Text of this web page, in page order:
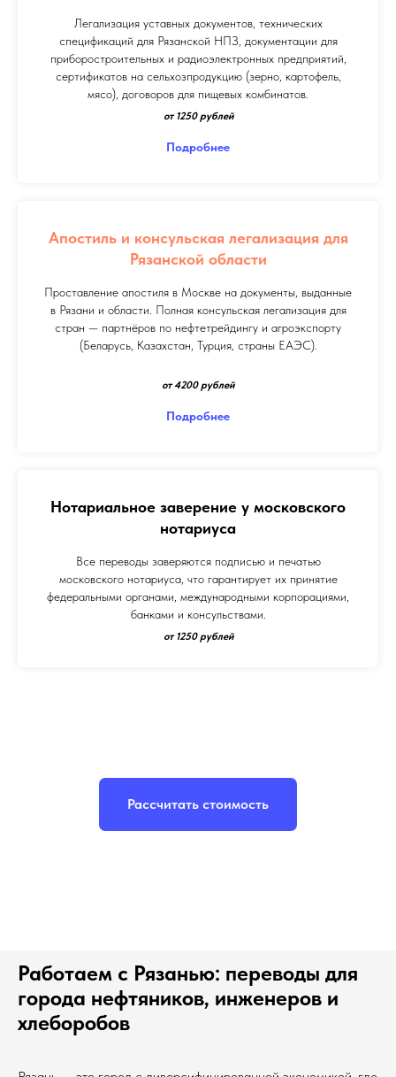
Легализация уставных документов, технических
спецификаций для Рязанской НПЗ, документации для
приборостроительных и радиоэлектронных предприятий,
сертификатов на сельхозпродукцию (зерно, картофель,
мясо), договоров для пищевых комбинатов.
от 1250 рублей
Подробнее
Апостиль и консульская легализация для
Рязанской области
Проставление апостиля в Москве на документы, выданные
в Рязани и области. Полная консульская легализация для
стран — партнёров по нефтетрейдингу и агроэкспорту
(Беларусь, Казахстан, Турция, страны ЕАЭС).
от 4200 рублей
Подробнее
Нотариальное заверение у московского
нотариуса
Все переводы заверяются подписью и печатью
московского нотариуса, что гарантирует их принятие
федеральными органами, международными корпорациями,
банками и консульствами.
от 1250 рублей
Рассчитать стоимость
Работаем с Рязанью: переводы для
города нефтяников, инженеров и
хлеборобов